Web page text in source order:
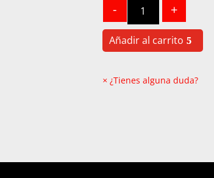
- +
Añadir al carrito
× ¿Tienes alguna duda?